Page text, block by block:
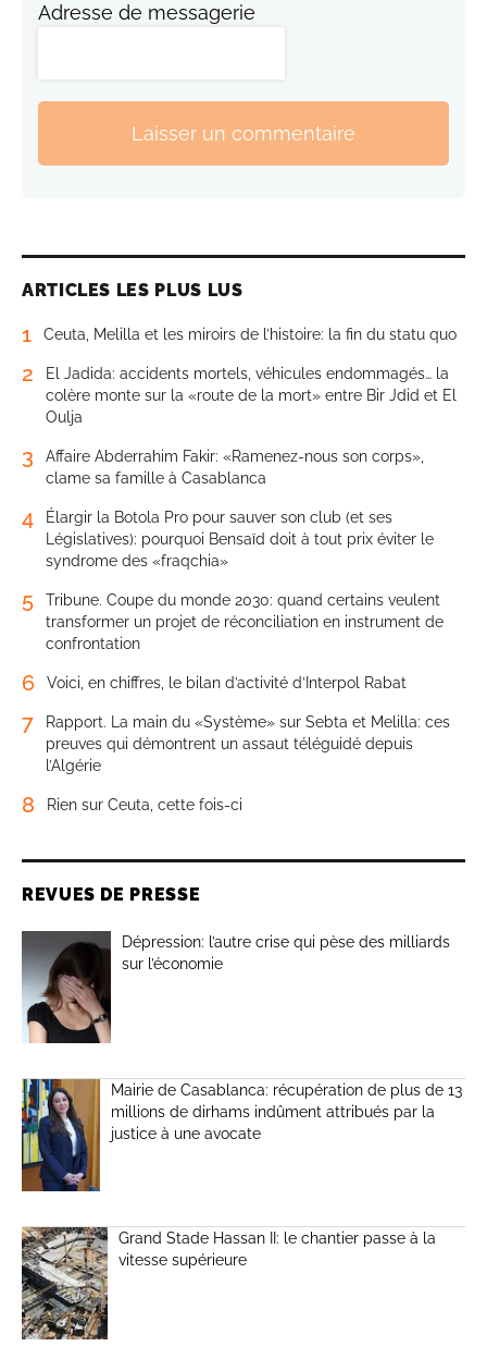
Adresse de messagerie
Laisser un commentaire
ARTICLES LES PLUS LUS
1 Ceuta, Melilla et les miroirs de l’histoire: la fin du statu quo
2
El Jadida: accidents mortels, véhicules endommagés… la
colère monte sur la «route de la mort» entre Bir Jdid et El
Oulja
3
Affaire Abderrahim Fakir: «Ramenez-nous son corps»,
clame sa famille à Casablanca
4
Élargir la Botola Pro pour sauver son club (et ses
Législatives): pourquoi Bensaïd doit à tout prix éviter le
syndrome des «fraqchia»
5
Tribune. Coupe du monde 2030: quand certains veulent
transformer un projet de réconciliation en instrument de
confrontation
6 Voici, en chiffres, le bilan d’activité d’Interpol Rabat
7
Rapport. La main du «Système» sur Sebta et Melilla: ces
preuves qui démontrent un assaut téléguidé depuis
l’Algérie
8 Rien sur Ceuta, cette fois-ci
REVUES DE PRESSE
Dépression: l’autre crise qui pèse des milliards
sur l’économie
Mairie de Casablanca: récupération de plus de 13
millions de dirhams indûment attribués par la
justice à une avocate
Grand Stade Hassan II: le chantier passe à la
vitesse supérieure